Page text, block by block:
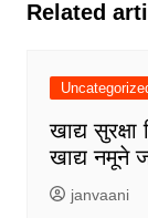
Related
खाद्य सुरक्षा
खाद्य नमूने
janvaani